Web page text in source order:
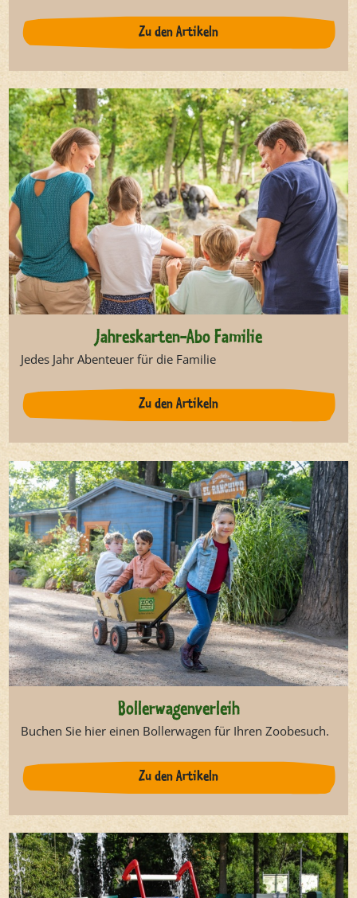
Zu den Artikeln
Jahreskarten-Abo Familie
Jedes Jahr Abenteuer für die Familie
Zu den Artikeln
Bollerwagenverleih
Buchen Sie hier einen Bollerwagen für Ihren Zoobesuch.
Zu den Artikeln